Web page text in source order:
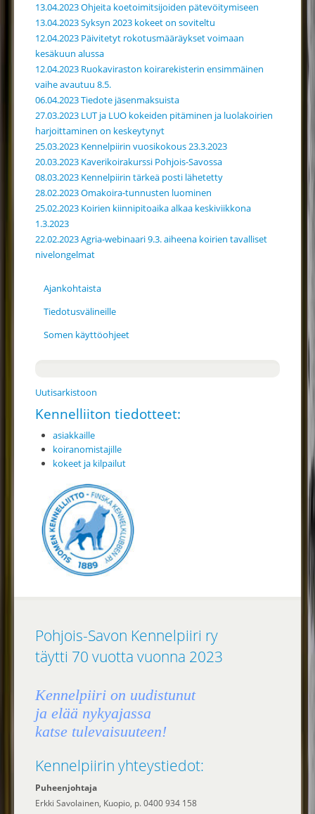
13.04.2023 Ohjeita koetoimitsijoiden pätevöitymiseen
13.04.2023 Syksyn 2023 kokeet on soviteltu
12.04.2023 Päivitetyt rokotusmääräykset voimaan
kesäkuun alussa
12.04.2023 Ruokaviraston koirarekisterin ensimmäinen
vaihe avautuu 8.5.
06.04.2023 Tiedote jäsenmaksuista
27.03.2023 LUT ja LUO kokeiden pitäminen ja luolakoirien
harjoittaminen on keskeytynyt
25.03.2023 Kennelpiirin vuosikokous 23.3.2023
20.03.2023 Kaverikoirakurssi Pohjois-Savossa
08.03.2023 Kennelpiirin tärkeä posti lähetetty
28.02.2023 Omakoira-tunnusten luominen
25.02.2023 Koirien kiinnipitoaika alkaa keskiviikkona
1.3.2023
22.02.2023 Agria-webinaari 9.3. aiheena koirien tavalliset
nivelongelmat
Ajankohtaista
Tiedotusvälineille
Somen käyttöohjeet
Uutisarkistoon
Kennelliiton tiedotteet:
asiakkaille
koiranomistajille
kokeet ja kilpailut
Pohjois-Savon Kennelpiiri ry
täytti 70 vuotta vuonna 2023
Kennelpiiri on uudistunut
ja elää nykyajassa
katse tulevaisuuteen!
Kennelpiirin yhteystiedot:
Puheenjohtaja
Erkki Savolainen, Kuopio, p. 0400 934 158